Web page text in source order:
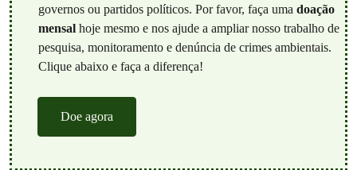
governos ou partidos políticos. Por favor, faça uma doação
mensalhoje mesmo e nos ajude a ampliar nosso trabalho de
pesquisa, monitoramento e denúncia de crimes ambientais.
Clique abaixo e faça a diferença!
Doe agora